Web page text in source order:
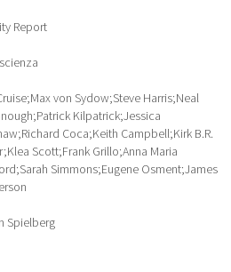
Report
;Max von Sydow;Steve Harris;Neal
;Patrick Kilpatrick;Jessica
;Richard Coca;Keith Campbell;Kirk B.R.
;Klea Scott;Frank Grillo;Anna Maria
;Sarah Simmons;Eugene Osment;James
Spielberg